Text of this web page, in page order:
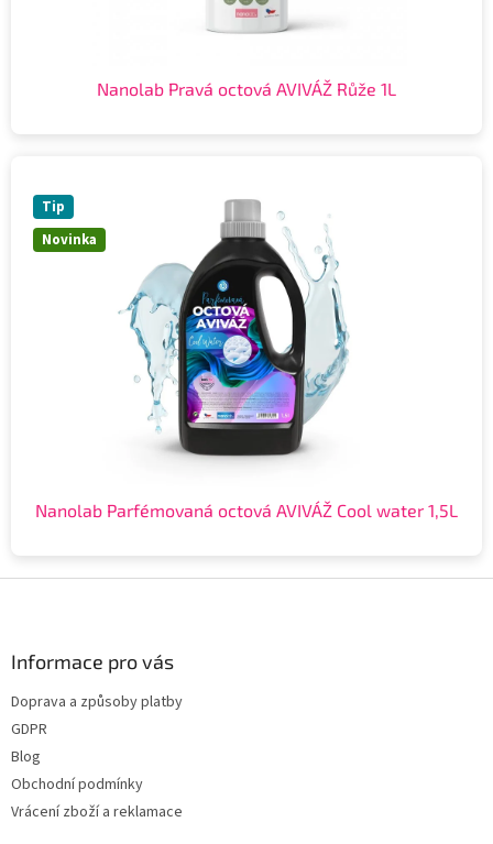
Nanolab Pravá octová AVIVÁŽ Růže 1L
Novinka
Tip
Nanolab Parfémovaná octová AVIVÁŽ Cool water 1,5L
Informace pro vás
Doprava a způsoby platby
GDPR
Blog
Obchodní podmínky
Vrácení zboží a reklamace